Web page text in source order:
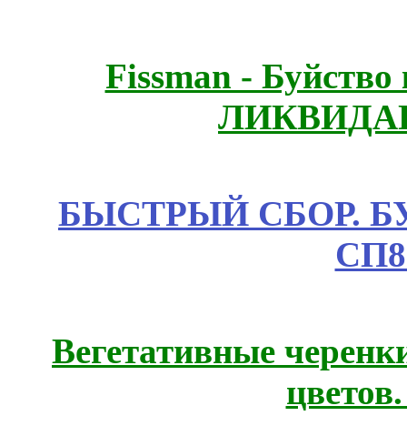
Fissmаn -
БЫСТРЫЙ СБОР.
Вегетативные